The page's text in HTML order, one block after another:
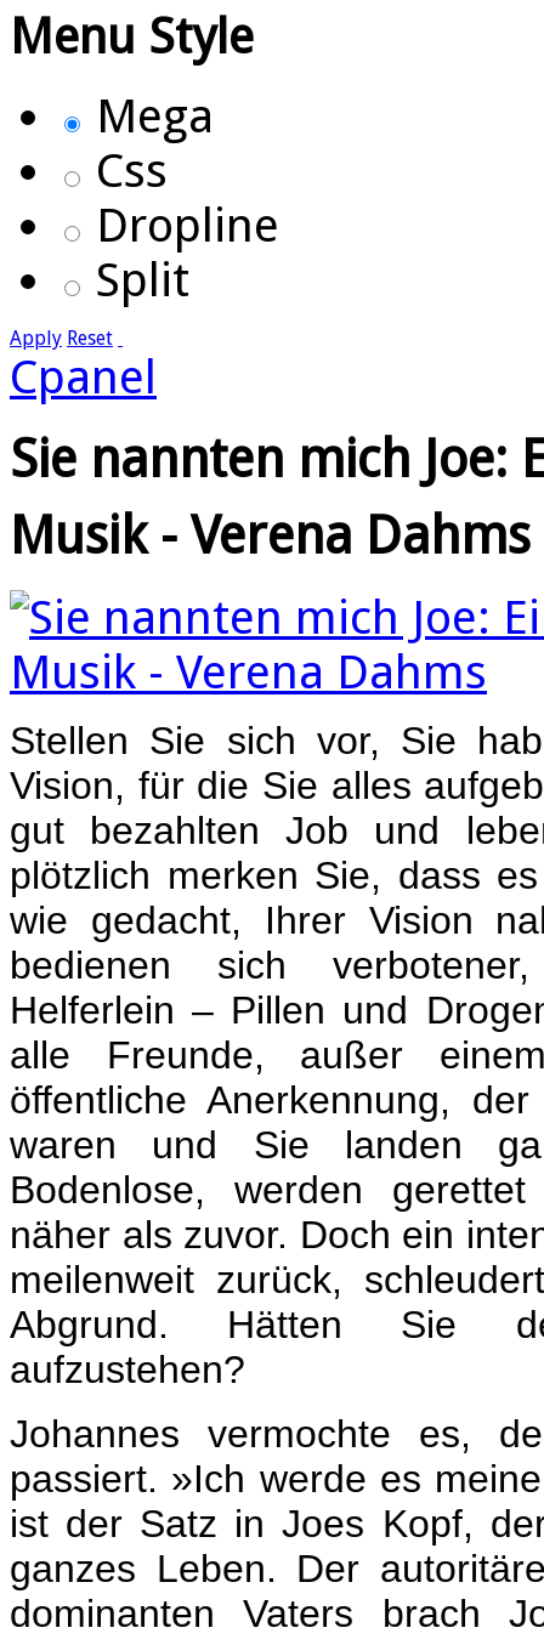
Menu Style
Mega
Css
Dropline
Split
Apply Reset
Cpanel
Sie nannten mich Joe:
Musik - Verena Dahms
Stellen Sie sich vor, Sie
Vision, für die Sie alles
gut bezahlten Job und
plötzlich merken Sie, dass
wie gedacht, Ihrer Vision
bedienen sich
Helferlein – Pillen und
alle Freunde, außer
öffentliche Anerkennung,
waren und Sie landen
Bodenlose, werden
näher als zuvor. Doch ein
meilenweit zurück,
Abgrund. Hätten Sie
aufzustehen?
Johannes vermochte es,
passiert. »Ich werde es
ist der Satz in Joes Kopf,
ganzes Leben. Der
dominanten Vaters brach